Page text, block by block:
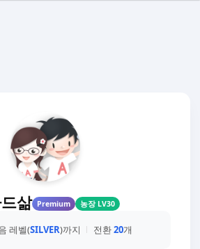
삶 Premium 농장 LV30
레벨(SILVER)까지 전환20개